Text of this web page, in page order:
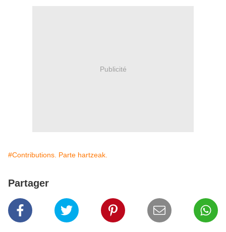
Publicité
#Contributions. Parte hartzeak.
Partager